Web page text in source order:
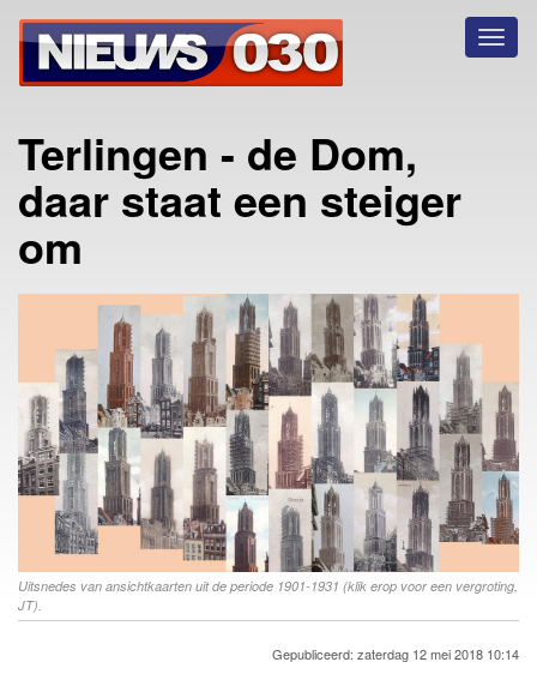
Terlingen - de Dom,
daar staat een steiger
om
Uitsnedes van ansichtkaarten uit de periode 1901-1931 (klik erop voor een vergroting,
JT).
Gepubliceerd: zaterdag 12 mei 2018 10:14